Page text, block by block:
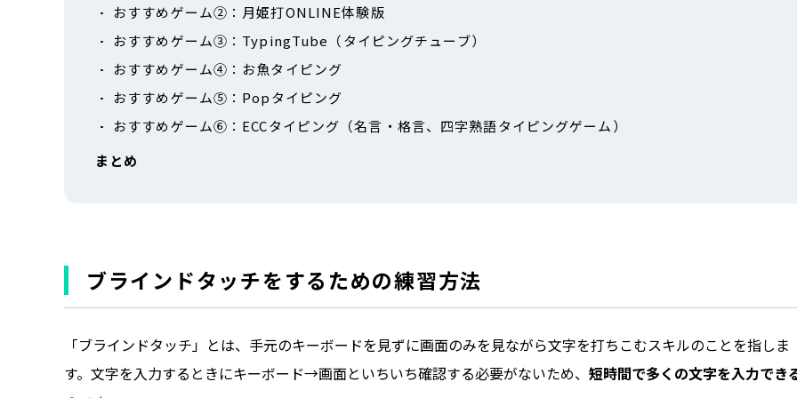
おすすめゲーム②：月姫打ONLINE体験版
おすすめゲーム③：TypingTube（タイピングチューブ）
おすすめゲーム④：お魚タイピング
おすすめゲーム⑤：Popタイピング
おすすめゲーム⑥：ECCタイピング（名言・格言、四字熟語タイピングゲーム）
まとめ
ブラインドタッチをするための練習方法
「ブラインドタッチ」とは、手元のキーボードを見ずに画面のみを見ながら文字を打ちこむスキルのことを指しま
す。文字を入力するときにキーボード→画面といちいち確認する必要がないため、 短時間で多くの文字を入力でき